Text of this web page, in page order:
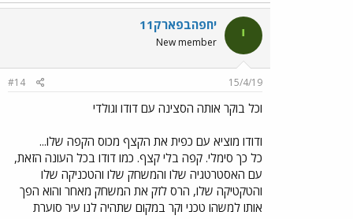
י יחפהבפארק11
New member
15/4/19
#14
וכל בוקר אותה הסצינה עם דודו וגולדי
ודודו מוציא עם כפית את הקצף מכוס הקפה שלו...
כל כך סימלי. קפה בלי קצף. כמו דודו בכל העונה הזאת,
עם האסטרטגיה שלו והמשחק שלו והטכניקה שלו
והטקטיקה שלו, הרס לזק את המשחק מאחר והוא הפך
אותו למשהו טכני וקר במקום שתהיה לנו עיר סוערת